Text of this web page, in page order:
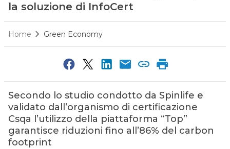
la soluzione di InfoCert
Home Green Economy
Secondo lo studio condotto da Spinlife e
validato dall’organismo di certificazione
Csqa l’utilizzo della piattaforma “Top”
garantisce riduzioni fino all’86% del carbon
footprint